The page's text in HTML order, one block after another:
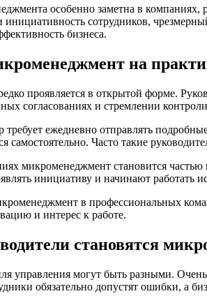
особенно заметна в компаниях,
сотрудников,
бизнеса.
на
проявляется в открытой форме.
согласованиях и стремлении
ежедневно отправлять
самостоятельно. Часто такие
микроменеджмент становится частью
инициативу и начинают работать
в профессиональных
и интерес к работе.
становятся
управления могут быть разными. Очень
обязательно допустят ошибки, а